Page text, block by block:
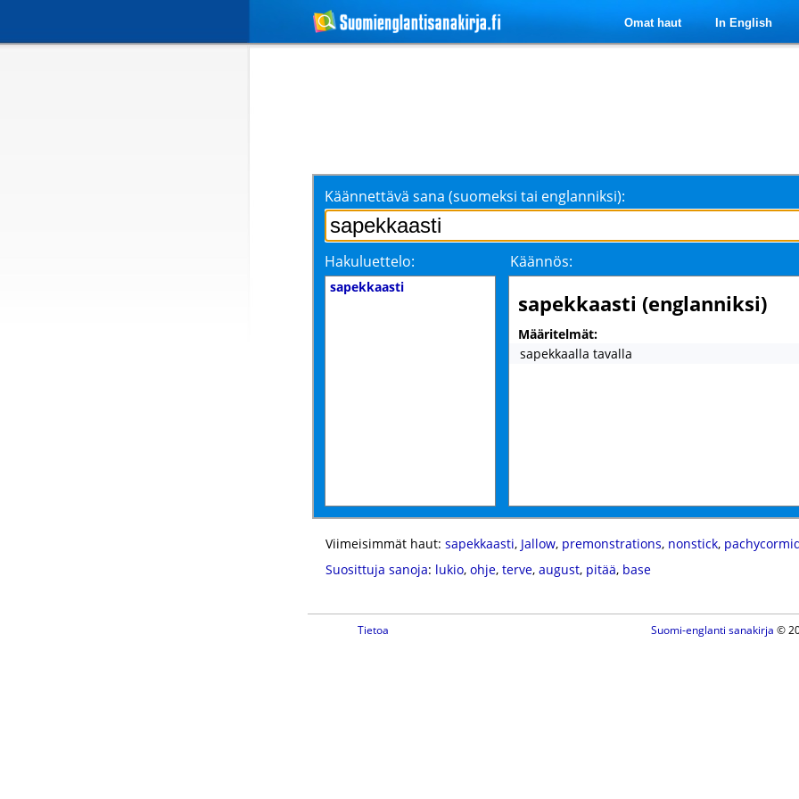
Omat haut In English
Käännettävä sana (suomeksi tai englanniksi):
Hakuluettelo: Käännös:
sapekkaasti
sapekkaasti (englanniksi)
Määritelmät:
sapekkaalla tavalla
Viimeisimmät haut: sapekkaasti, Jallow, premonstrations, nonstick,
Suosittuja sanoja: lukio, ohje, terve, august, pitää, base
Tietoa Suomi-englanti sanakirja ©